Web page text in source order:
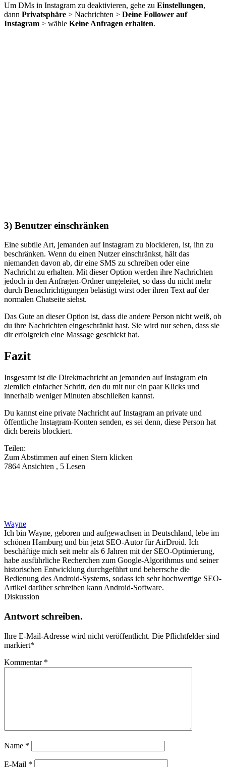
Um DMs in Instagram zu deaktivieren, gehe zu Einstellungen,
dann Privatsphäre > Nachrichten > Deine Follower auf
Instagram > wähle Keine Anfragen erhalten.
3) Benutzer einschränken
Eine subtile Art, jemanden auf Instagram zu blockieren, ist, ihn zu
beschränken. Wenn du einen Nutzer einschränkst, hält das
niemanden davon ab, dir eine SMS zu schreiben oder eine
Nachricht zu erhalten. Mit dieser Option werden ihre Nachrichten
jedoch in den Anfragen-Ordner umgeleitet, so dass du nicht mehr
durch Benachrichtigungen belästigt wirst oder ihren Text auf der
normalen Chatseite siehst.
Das Gute an dieser Option ist, dass die andere Person nicht weiß, ob
du ihre Nachrichten eingeschränkt hast. Sie wird nur sehen, dass sie
dir erfolgreich eine Massage geschickt hat.
Fazit
Insgesamt ist die Direktnachricht an jemanden auf Instagram ein
ziemlich einfacher Schritt, den du mit nur ein paar Klicks und
innerhalb weniger Minuten abschließen kannst.
Du kannst eine private Nachricht auf Instagram an private und
öffentliche Instagram-Konten senden, es sei denn, diese Person hat
dich bereits blockiert.
Teilen:
Zum Abstimmen auf einen Stern klicken
7864 Ansichten , 5 Lesen
Wayne
Ich bin Wayne, geboren und aufgewachsen in Deutschland, lebe im
schönen Hamburg und bin jetzt SEO-Autor für AirDroid. Ich
beschäftige mich seit mehr als 6 Jahren mit der SEO-Optimierung,
habe ausführliche Recherchen zum Google-Algorithmus und seiner
historischen Entwicklung durchgeführt und beherrsche die
Bedienung des Android-Systems, sodass ich sehr hochwertige SEO-
Artikel darüber schreiben kann Android-Software.
Diskussion
Antwort schreiben.
Ihre E-Mail-Adresse wird nicht veröffentlicht. Die Pflichtfelder sind
markiert*
Kommentar *
Name *
E-Mail *